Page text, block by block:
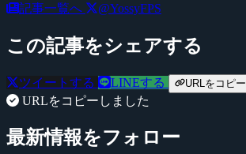
記事一覧へ @YossyFPS
この記事をシェアする
ツイートする LINEする URLをコピー
URLをコピーしました
最新情報をフォロー